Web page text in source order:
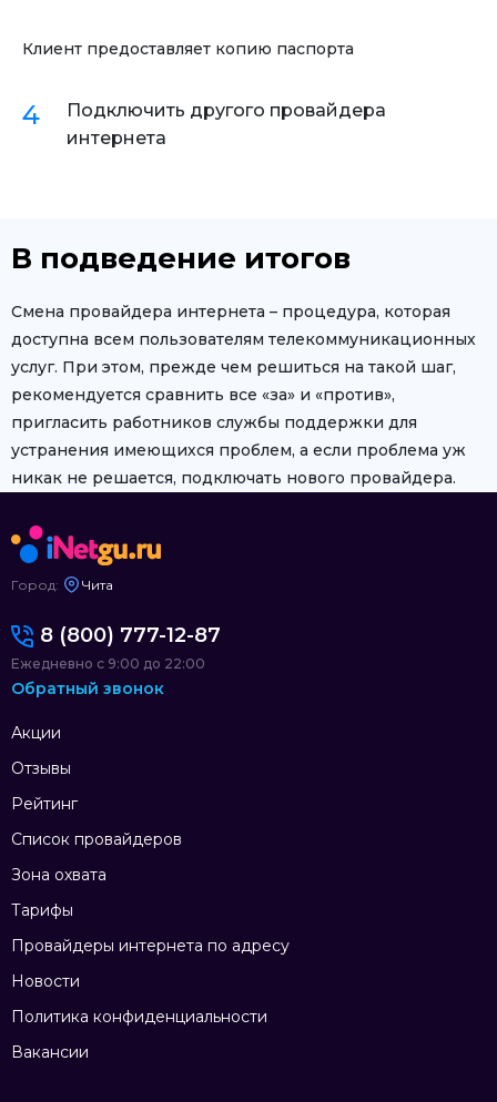
Клиент предоставляет копию паспорта
Подключить другого провайдера
интернета
В подведение итогов
Смена провайдера интернета – процедура, которая
доступна всем пользователям телекоммуникационных
услуг. При этом, прежде чем решиться на такой шаг,
рекомендуется сравнить все «за» и «против»,
пригласить работников службы поддержки для
устранения имеющихся проблем, а если проблема уж
никак не решается, подключать нового провайдера.
Город: Чита
Акции
Отзывы
Рейтинг
Список провайдеров
Зона охвата
Тарифы
Провайдеры интернета по адресу
Новости
Политика конфиденциальности
Вакансии
8 (800) 777-12-87
Ежедневно с 9:00 до 22:00
Обратный звонок